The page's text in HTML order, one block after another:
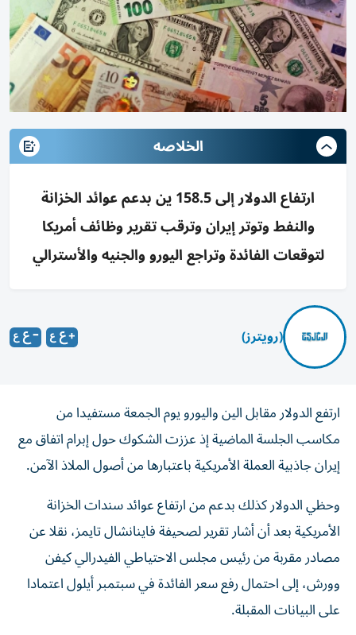
الخلاصه
ارتفاع الدولار إلى 158.5 ين بدعم عوائد الخزانة
والنفط وتوتر إيران وترقب تقرير وظائف أمريكا
لتوقعات الفائدة وتراجع اليورو والجنيه والأسترالي
(رويترز)
ارتفع الدولار مقابل الين واليورو يوم الجمعة مستفيدا من
مكاسب الجلسة الماضية إذ عززت الشكوك حول إبرام اتفاق مع
إيران جاذبية العملة الأمريكية باعتبارها من أصول الملاذ ‌الآمن.
وحظي الدولار كذلك بدعم من ارتفاع عوائد سندات الخزانة
الأمريكية بعد أن أشار ​تقرير لصحيفة ⁠فاينانشال تايمز، نقلا عن
مصادر مقربة من رئيس مجلس الاحتياطي الفيدرالي كيفن
وورش، إلى احتمال رفع ‌سعر الفائدة في سبتمبر أيلول اعتمادا
على البيانات المقبلة.